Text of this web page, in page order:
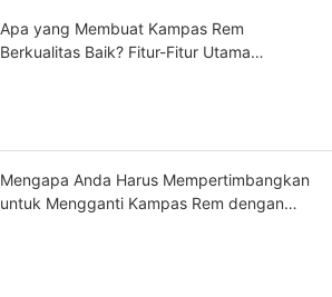
Apa yang Membuat Kampas Rem
Berkualitas Baik? Fitur-Fitur Utama
Mengapa Anda Harus Mempertimbangkan
untuk Mengganti Kampas Rem dengan